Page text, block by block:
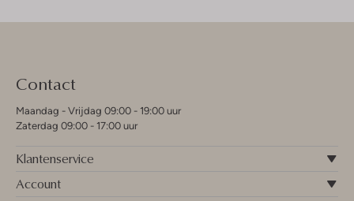
Contact
Maandag - Vrijdag 09:00 - 19:00 uur
Zaterdag 09:00 - 17:00 uur
Klantenservice
Account